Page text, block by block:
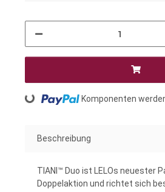
Loading... Komponenten werden
Beschreibung
TIANI™ Duo ist LELOs neuester
Doppelaktion und richtet sich